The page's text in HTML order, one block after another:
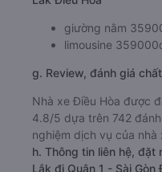
giường nằm
limousine
g. Review, đánh giá
Nhà xe Điều Hòa được
4.8/5 dựa trên 742
nghiệm dịch vụ của nhà
h. Thông tin liên hệ, đặt
Lắk đi Quận 1 - Sài Gòn